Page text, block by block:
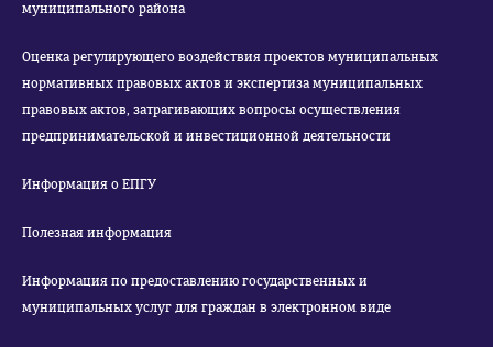
муниципального района
Оценка регулирующего воздействия проектов муниципальных
нормативных правовых актов и экспертиза муниципальных
правовых актов, затрагивающих вопросы осуществления
предпринимательской и инвестиционной деятельности
Информация о ЕПГУ
Полезная информация
Информация по предоставлению государственных и
муниципальных услуг для граждан в электронном виде